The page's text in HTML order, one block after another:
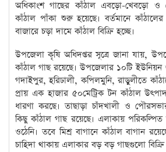
অধিকাংশ গাছের কাঁঠাল এবড়ো-খেবড়ো ও
কাঁঠাল পাঁকা শুরু হয়েছে। বর্তমানে
বাজারে চড়া দামে কাঁঠাল বিক্রি হচ্ছে।
উপজেলা কৃষি অধিদপ্তর সূত্রে জানা যায়,
কাঁঠাল গাছ রয়েছে। উপজেলার ১০টি
গদাইপুর, হরিঢালী, কপিলমুনি, রাড়ুলীতে
প্রায় এক হাজার ৫০মেট্রিক টন কাঁঠাল
ধারণা করছে। তাছাড়া চাঁদখালী ও
কিছু কাঁঠাল গাছ রয়েছে। এলাকায়
ওঠেনি। তবে মিশ্র বাগানে কাঁঠাল বাগান
চাহিদা থাকায় এলাকার বড় বড় গাছগুলো বিক্রি